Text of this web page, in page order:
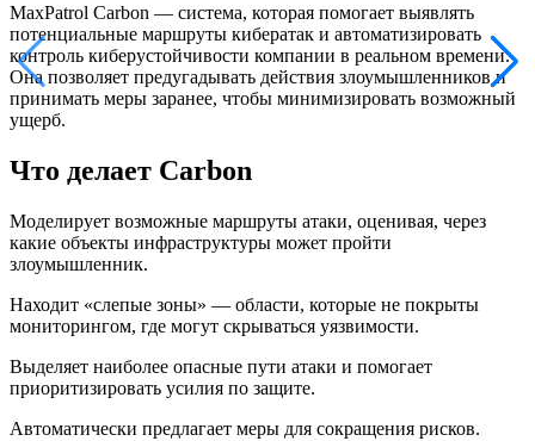
MaxPatrol Carbon — система, которая помогает выявлять
потенциальные маршруты кибератак и автоматизировать
контроль киберустойчивости компании в реальном времени.
Она позволяет предугадывать действия злоумышленников и
принимать меры заранее, чтобы минимизировать возможный
ущерб.
Что делает Carbon
Моделирует возможные маршруты атаки, оценивая, через
какие объекты инфраструктуры может пройти
злоумышленник.
Находит «слепые зоны» — области, которые не покрыты
мониторингом, где могут скрываться уязвимости.
Выделяет наиболее опасные пути атаки и помогает
приоритизировать усилия по защите.
Автоматически предлагает меры для сокращения рисков.